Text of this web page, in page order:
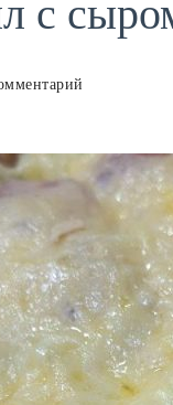
с
Лаваш-
ролл
сыром,
яйцом
и
шпинатом